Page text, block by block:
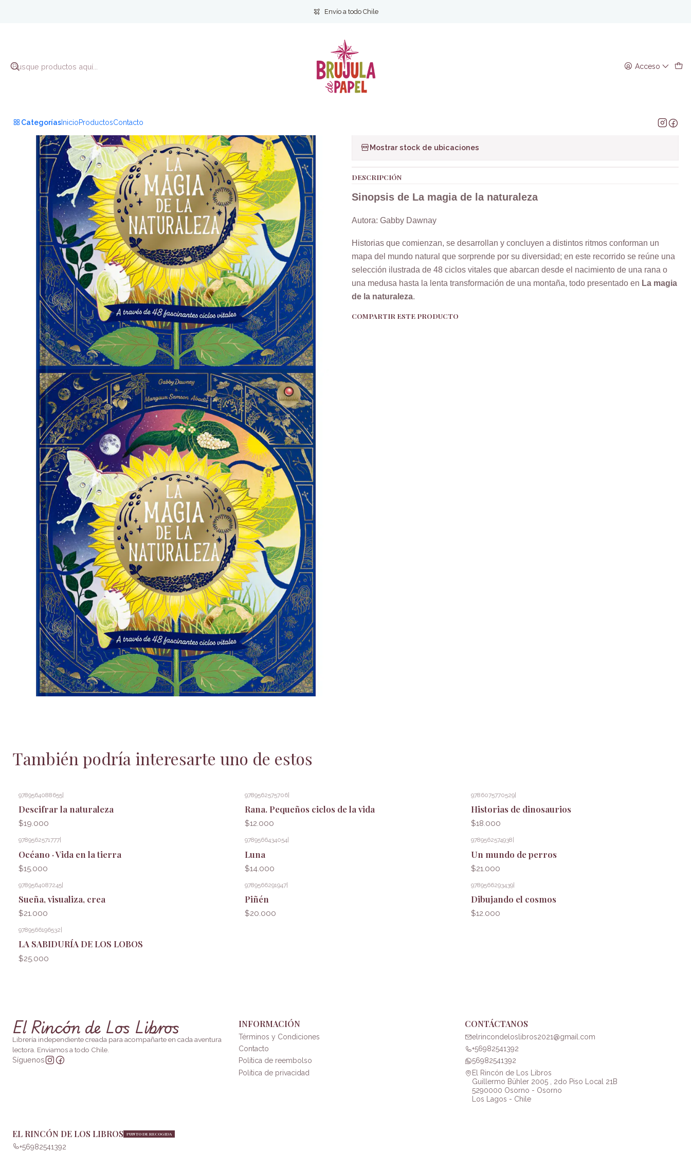
Acceso
Categorías InicioProductosContacto
Envío a todo Chile
Infantil y Juvenil Infantil La magia de la naturaleza
La magia de la naturaleza
Cantidad
Mostrar stock de ubicaciones
DESCRIPCIÓN
Sinopsis de La magia de la naturaleza
Autora: Gabby Dawnay
Historias que comienzan, se desarrollan y concluyen a distintos ritmos conforman un
mapa del mundo natural que sorprende por su diversidad; en este recorrido se reúne una
selección ilustrada de 48 ciclos vitales que abarcan desde el nacimiento de una rana o
una medusa hasta la lenta transformación de una montaña, todo presentado en La magia
de la naturaleza.
COMPARTIR ESTE PRODUCTO
También podría interesarte uno de estos
9789564088655
Descifrar la naturaleza
$19.000
9789562575706|
Rana. Pequeños ciclos de la vida
$12.000
9786075770529|
Historias de dinosaurios
$18.000
9789562571777
Océano · Vida en la tierra
$15.000
9789566434054|
Luna
$14.000
9789562574938
Un mundo de perros
$21.000
9789564087245|
Sueña, visualiza, crea
$21.000
9789566291947|
Piñén
$20.000
9789566293439|
Dibujando el cosmos
$12.000
9789566196532
LA SABIDURÍA DE LOS LOBOS
$25.000
El Rincón de Los Libros
Librería independiente creada para acompañarte en cada aventura
lectora. Enviamos a todo Chile.
Síguenos
INFORMACIÓN
Términos y Condiciones
Contacto
Política de reembolso
Política de privacidad
CONTÁCTANOS
elrincondeloslibros2021@gmail.com
+56982541392
56982541392
El Rincón de Los Libros
Guillermo Bühler 2005 , 2do Piso Local 21B
5290000 Osorno - Osorno
Los Lagos - Chile
EL RINCÓN DE LOS LIBROS PUNTO DE RECOGIDA
+56982541392